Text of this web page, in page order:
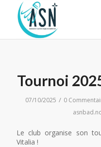
Tournoi
07/10/2025 / 0
Le club organise son
Vitalia !